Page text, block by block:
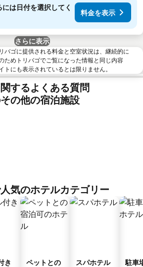
は日付を選択してく
料金を表示
さらに表示
バゴに提供される料金と空室状況は、継続的に
ためトリバゴでご覧になった情報と同じ内容
トにも表示されているとは限りません。
するよくある質問
の他の宿泊施設
気のホテルカテゴリー
き
ペットとの
スパホテル
駐車